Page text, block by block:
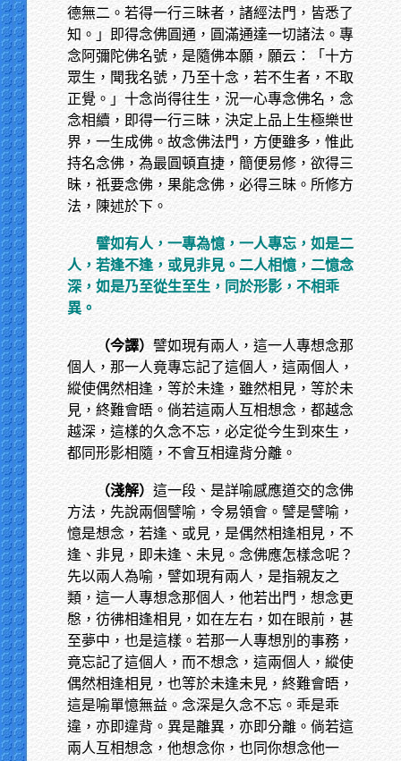
德無二。若得一行三昧者，諸經法門，皆悉了
知。」即得念佛圓通，圓滿通達一切諸法。專
念阿彌陀佛名號，是隨佛本願，願云：「十方
眾生，聞我名號，乃至十念，若不生者，不取
正覺。」十念尚得往生，況一心專念佛名，念
念相續，即得一行三昧，決定上品上生極樂世
界，一生成佛。故念佛法門，方便雖多，惟此
持名念佛，為最圓頓直捷，簡便易修，欲得三
昧，祇要念佛，果能念佛，必得三昧。所修方
法，陳述於下。
譬如有人，一專為憶，一人專忘，如是二
人，若逢不逢，或見非見。二人相憶，二憶念
深，如是乃至從生至生，同於形影，不相乖
異。
（今譯） 譬如現有兩人，這一人專想念那
個人，那一人竟專忘記了這個人，這兩個人，
縱使偶然相逢，等於未逢，雖然相見，等於未
見，終難會晤。倘若這兩人互相想念，都越念
越深，這樣的久念不忘，必定從今生到來生，
都同形影相隨，不會互相違背分離。
（淺解） 這一段、是詳喻感應道交的念佛
方法，先說兩個譬喻，令易領會。譬是譬喻，
憶是想念，若逢、或見，是偶然相逢相見，不
逢、非見，即未逢、未見。念佛應怎樣念呢？
先以兩人為喻，譬如現有兩人，是指親友之
類，這一人專想念那個人，他若出門，想念更
慇，彷彿相逢相見，如在左右，如在眼前，甚
至夢中，也是這樣。若那一人專想別的事務，
竟忘記了這個人，而不想念，這兩個人，縱使
偶然相逢相見，也等於未逢未見，終難會晤，
這是喻單憶無益。念深是久念不忘。乖是乖
違，亦即違背。異是離異，亦即分離。倘若這
兩人互相想念，他想念你，也同你想念他一